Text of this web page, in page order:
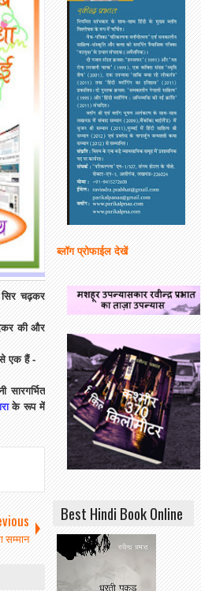
सिर चढ़कर
की और
से एक हैं -
के रूप में
सम्मान
ब्लॉग प्रोफाईल देखें
Best Hindi Book Online